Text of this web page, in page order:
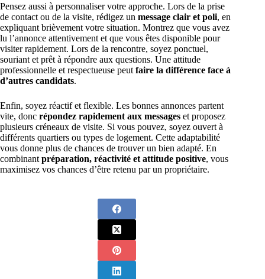
Pensez aussi à personnaliser votre approche. Lors de la prise
de contact ou de la visite, rédigez un message clair et poli, en
expliquant brièvement votre situation. Montrez que vous avez
lu l’annonce attentivement et que vous êtes disponible pour
visiter rapidement. Lors de la rencontre, soyez ponctuel,
souriant et prêt à répondre aux questions. Une attitude
professionnelle et respectueuse peut faire la différence face à
d’autres candidats.
Enfin, soyez réactif et flexible. Les bonnes annonces partent
vite, donc répondez rapidement aux messages et proposez
plusieurs créneaux de visite. Si vous pouvez, soyez ouvert à
différents quartiers ou types de logement. Cette adaptabilité
vous donne plus de chances de trouver un bien adapté. En
combinant préparation, réactivité et attitude positive, vous
maximisez vos chances d’être retenu par un propriétaire.